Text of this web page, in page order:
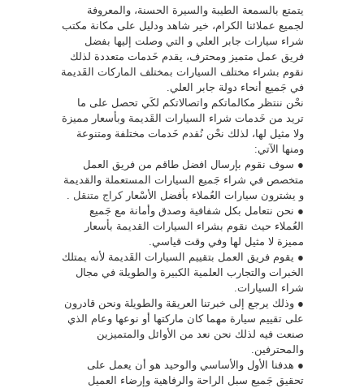
يتمتع بالسمعة الطيبة والسيرة الحسنة، والمعروفة
لجميع عملائنا الكرام، خير شاهد ودليل على مكانة مكتب
شراء سيارات جابر العلي و التي وصلت إليها بفضل
فريق عمل متميز ومحترف، يقدم خَدمات متعددة لذلك
نقوم بشراء مختلف السيارات بمختلف الماركات القَديمة
في جَميع أنحاء دولة جابر العلي.
نحْن ننتظر مكالماتكم واتصالاتكم لكَي تحصل على ما
تريد من خَدمات شراء السيارات القَديمة وبأسعار مميزة
ولا مثيل لها، لذلك نحْن نُقدم خَدمات مختلفة ومتنوعة
ومنها الآتي:
● سوف نقوم بإرسال افضل طاقم من فريق العمل
متخصص في شراء جَميع السيارات المستعملة والقديمة
و يشترون سيارات العُملاء بأفضل الأسْعاركراج متنقل .
● نحن نتعامل بكل شفافية وصدق وأمانة مع جَميع
العُملاء حيث نقوم بشراء السيارات القديمة بأسعار
مميزة لا مثيل لها وفي وقت قياسي.
● يقوم فريق العمل بتقييم السيارات القَديمة لأنه يمتلك
الخبرات والتجارب العلمية الكبيرة والطويلة في مجال
شراء السيارات.
● وذلك يرجع إلى خبرتنا العريقة والطويلة ونحن قادرون
على تقييم سيارة مهما كان ماركتها أو نوعها وعام الذي
صنعت فيه لذلك نحن نعد من الأوائل والمتميزين
والمحترفين.
● هدفنا الأول والأساسي والوحيد هو أن يعمل على
تحقيق جَميع سبل الراحة والرفاهية وإرضاء العميل